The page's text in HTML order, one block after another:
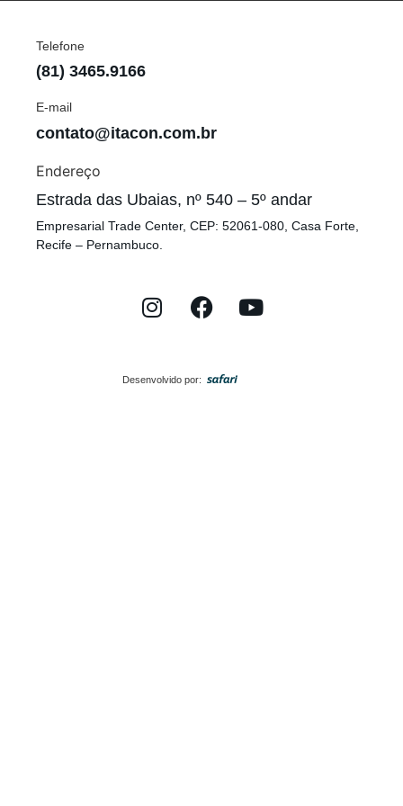
Telefone
(81) 3465.9166
E-mail
contato@itacon.com.br
Endereço
Estrada das Ubaias, nº 540 – 5º andar
Empresarial Trade Center, CEP: 52061-080, Casa Forte,
Recife – Pernambuco.
Desenvolvido por: